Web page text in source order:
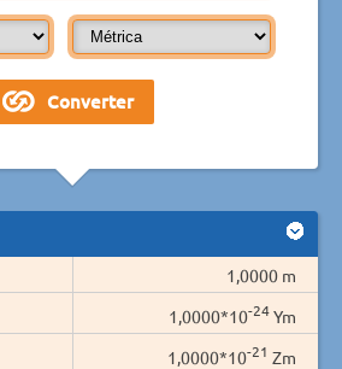
1,0000 m
1,0000*10-24Ym
1,0000*10-21 Zm